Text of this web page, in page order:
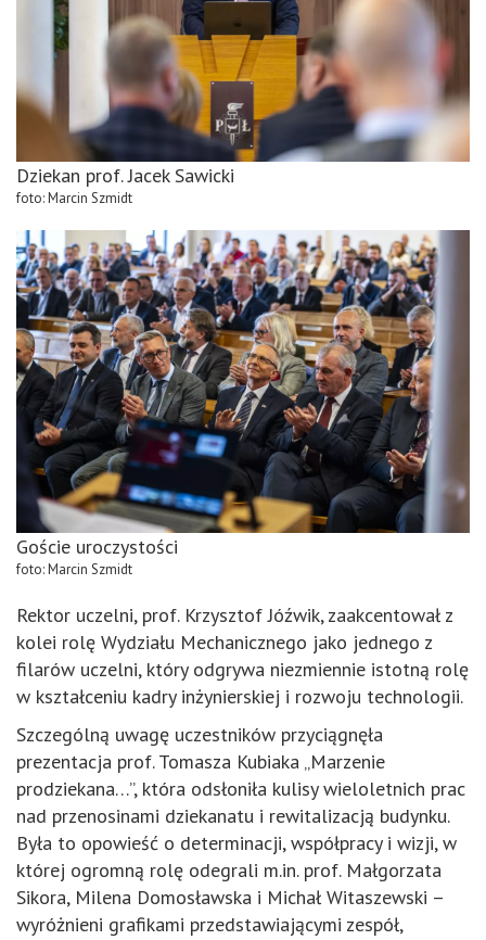
Dziekan prof. Jacek Sawicki
foto: Marcin Szmidt
Goście uroczystości
foto: Marcin Szmidt
Rektor uczelni, prof. Krzysztof Jóźwik, zaakcentował z
kolei rolę Wydziału Mechanicznego jako jednego z
filarów uczelni, który odgrywa niezmiennie istotną rolę
w kształceniu kadry inżynierskiej i rozwoju technologii.
Szczególną uwagę uczestników przyciągnęła
prezentacja prof. Tomasza Kubiaka „Marzenie
prodziekana…”, która odsłoniła kulisy wieloletnich prac
nad przenosinami dziekanatu i rewitalizacją budynku.
Była to opowieść o determinacji, współpracy i wizji, w
której ogromną rolę odegrali m.in. prof. Małgorzata
Sikora, Milena Domosławska i Michał Witaszewski –
wyróżnieni grafikami przedstawiającymi zespół,